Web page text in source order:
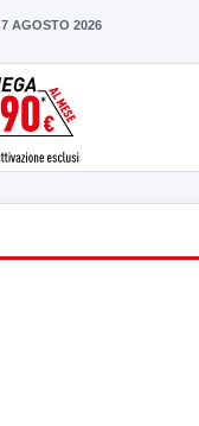
7 AGOSTO 2026